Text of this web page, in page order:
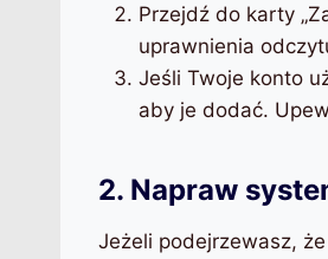
Przejdź do karty
uprawnienia
Jeśli Twoje konto
aby je dodać.
2. Napraw
Jeżeli podejrzewasz,